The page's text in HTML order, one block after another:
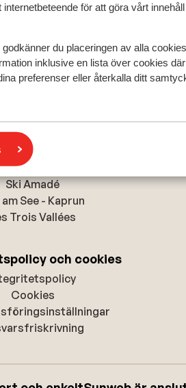
för att göra vårt
du placeringen av alla
inklusive en lista över cookies
preferenser eller återkalla ditt
destinationer
Ski Amadé
See - Kaprun
Trois Vallées
och cookies
Cookies